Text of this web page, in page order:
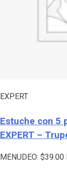
EXPERT
Estuche con 5
EXPERT –
MENUDEO: $39.00